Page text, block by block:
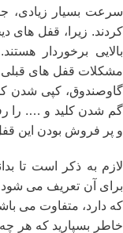
سرعت بسیار زیادی،
کردند. زیرا، قفل های
بالایی برخوردار
مشکلات قفل های
گاوصندوق، کپی شدن
گم شدن کلید و …. را
و پر فروش بودن این
لازم به ذکر است تا
برای آن تعریف می شود
که دارد، متفاوت می
خاطر بسپارید که هر چه